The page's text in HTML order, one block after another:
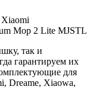
Mop 2 Lite MJSTL
так и
гарантируем их
для
Dreame, Xiaowa,